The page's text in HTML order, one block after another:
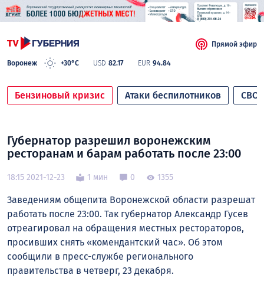
Воронеж +30°C USD 82.17 EUR 94.84
Прямой эфир
Бензиновый кризис Атаки беспилотников СВО
Губернатор разрешил воронежским
ресторанам и барам работать после 23:00
18:15 2021-12-23 1 мин 0 1355
Заведениям общепита Воронежской области разрешат
работать после 23:00. Так губернатор Александр Гусев
отреагировал на обращения местных рестораторов,
просивших снять «комендантский час». Об этом
сообщили в пресс-службе регионального
правительства в четверг, 23 декабря.